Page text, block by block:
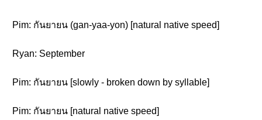
Pim: กันยายน (gan-yaa-yon) [natural native speed]
Ryan: September
Pim: กันยายน [slowly - broken down by syllable]
Pim: กันยายน [natural native speed]